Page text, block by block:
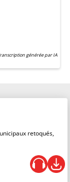
générée par IA
retoqués,